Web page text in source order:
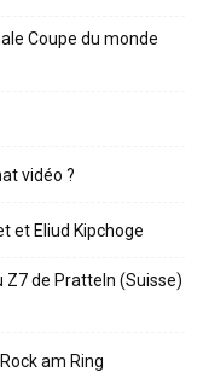
Coupe du monde
vidéo ?
et Eliud Kipchoge
Z7 de Pratteln (Suisse)
am Ring